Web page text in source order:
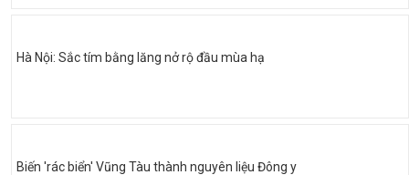
Hà Nội: Sắc tím bằng lăng nở rộ đầu mùa hạ
Biến 'rác biển' Vũng Tàu thành nguyên liệu Đông y